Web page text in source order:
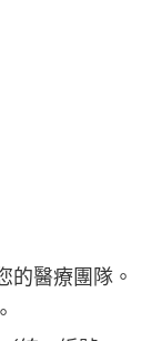
的醫療團隊。